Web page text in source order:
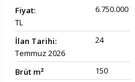
Fiyat:
6.750.000
TL
İlan Tarihi:
24
Temmuz 2026
Brüt m²
150